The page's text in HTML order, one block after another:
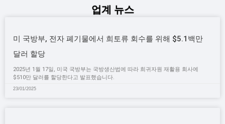
업계 뉴스
미 국방부, 전자 폐기물에서 희토류 회수를 위해 $5.1백만
달러 할당
2025년 1월 17일, 미국 국방부는 국방생산법에 따라 희귀자원 재활용 회사에
$510만 달러를 할당한다고 발표했습니다.
23/01/2025